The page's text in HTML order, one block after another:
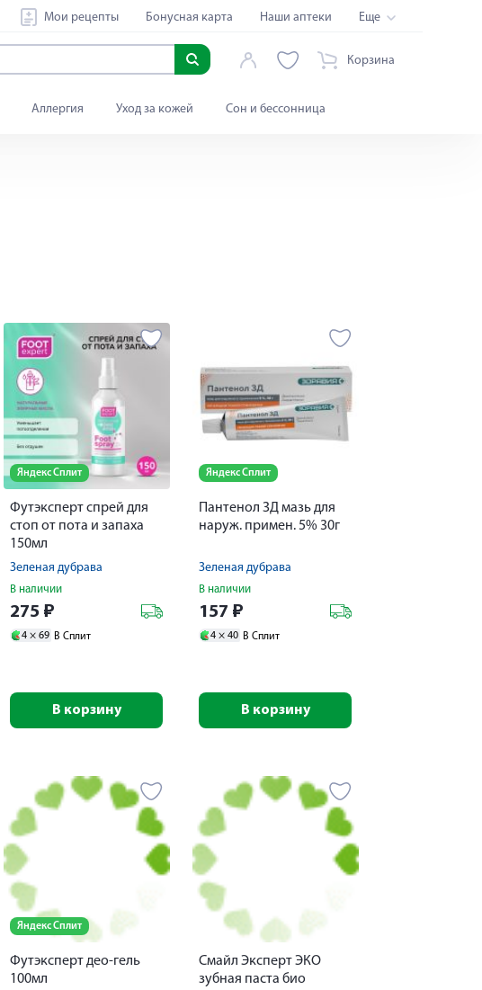
Мои рецепты Бонусная карта Наши аптеки Еще
Корзина
Аллергия Уход за кожей Сон и бессонница
Яндекс Сплит
Футэксперт спрей для
стоп от пота и запаха
150мл
Зеленая дубрава
В наличии
275 ₽
4 × 69 В Сплит
В корзину
Яндекс Сплит
Пантенол ЗД мазь для
наруж. примен. 5% 30г
Зеленая дубрава
В наличии
157 ₽
4 × 40 В Сплит
В корзину
Яндекс Сплит
Футэксперт део-гель
100мл
Смайл Эксперт ЭКО
зубная паста био